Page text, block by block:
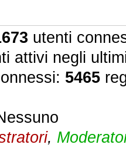
utenti
attivi negli
5465
,